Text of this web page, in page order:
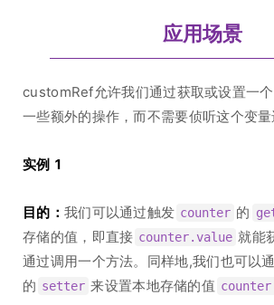
应用场景
customRef允许我们通过获取或设置一
一些额外的操作，而不需要侦听这个变量
实例 1
目的： 我们可以通过触发 counter 的
存储的值，即直接 counter.value 就能
通过调用一个方法。同样地,我们也可以
的 setter 来设置本地存储的值